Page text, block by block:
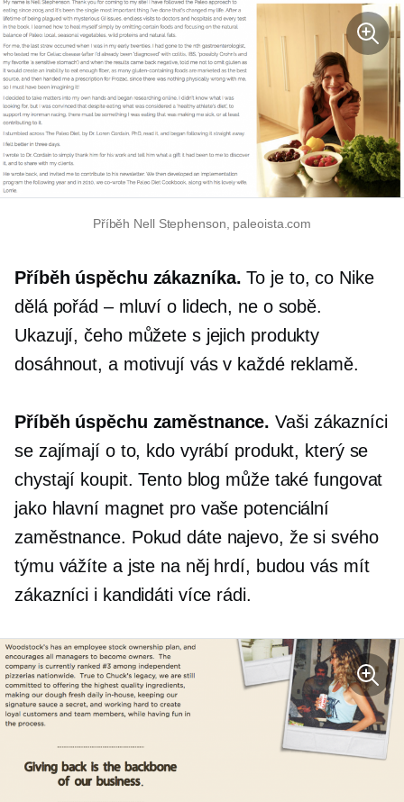
Příběh Nell Stephenson, paleoista.com
Příběh úspěchu zákazníka. To je to, co Nike
dělá pořád – mluví o lidech, ne o sobě.
Ukazují, čeho můžete s jejich produkty
dosáhnout, a motivují vás v každé reklamě.
Příběh úspěchu zaměstnance. Vaši zákazníci
se zajímají o to, kdo vyrábí produkt, který se
chystají koupit. Tento blog může také fungovat
jako hlavní magnet pro vaše potenciální
zaměstnance. Pokud dáte najevo, že si svého
týmu vážíte a jste na něj hrdí, budou vás mít
zákazníci i kandidáti více rádi.